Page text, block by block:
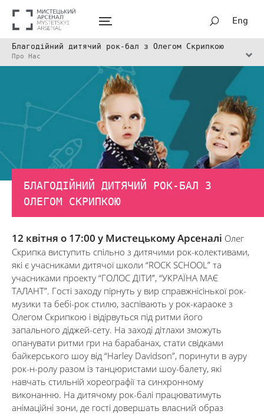
Eng
Благодійний дитячий рок-бал з Олегом Скрипкою
Про Нас
БЛАГОДІЙНИЙ ДИТЯЧИЙ РОК-БАЛ З
ОЛЕГОМ СКРИПКОЮ
12 квітня о 17:00 у Мистецькому Арсеналі Олег
Скрипка виступить спільно з дитячими рок-колективами,
які є учасниками дитячої школи “ROCK SCHOOL” та
учасниками проекту “ГОЛОС ДІТИ”, “УКРАЇНА МАЄ
ТАЛАНТ”. Гості заходу пірнуть у вир справжнісінької рок-
музики та бебі-рок стилю, заспівають у рок-караоке з
Олегом Скрипкою і відірвуться під ритми його
запального діджей-сету. На заході дітлахи зможуть
опанувати ритми гри на барабанах, стати свідками
байкерського шоу від “Harley Davidson”, поринути в ауру
рок-н-ролу разом із танцюристами шоу-балету, які
навчать стильній хореографії та синхронному
виконанню. На дитячому рок-балі працюватимуть
анімаційні зони, де гості довершать власний образ